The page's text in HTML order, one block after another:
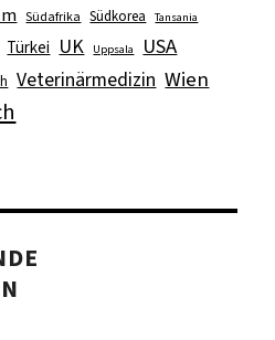
Südafrika Südkorea Tansania
Türkei UK Uppsala USA
Veterinärmedizin Wien